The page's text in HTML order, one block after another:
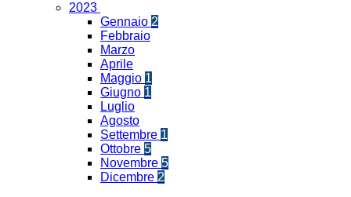
2023
Gennaio 2
Febbraio
Marzo
Aprile
Maggio 1
Giugno 1
Luglio
Agosto
Settembre 1
Ottobre 5
Novembre 5
Dicembre 2